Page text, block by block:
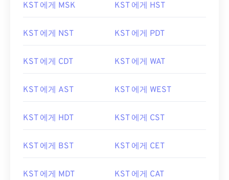
KST 에게 MSK KST 에게 HST
KST 에게 NST KST 에게 PDT
KST 에게 CDT KST 에게 WAT
KST 에게 AST KST 에게 WEST
KST 에게 HDT KST 에게 CST
KST 에게 BST KST 에게 CET
KST 에게 MDT KST 에게 CAT